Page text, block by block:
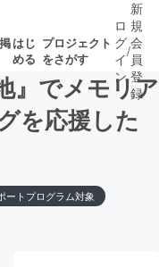
はじ
める
プロジェクト
をさがす
ロ
グ
イ
ン
/
新
規
会
員
登
録
』でメモリア
を応援した
ートプログラム対象